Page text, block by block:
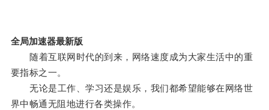
全局加速器最新版
随着互联网时代的到来，网络速度成为大家生活中的重
要指标之一。
无论是工作、学习还是娱乐，我们都希望能够在网络世
界中畅通无阻地进行各类操作。